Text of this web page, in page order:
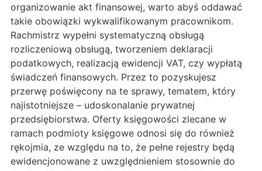
organizowanie akt finansowej, warto abyś oddawać
takie obowiązki wykwalifikowanym pracownikom.
Rachmistrz wypełni systematyczną obsługą
rozliczeniową obsługą, tworzeniem deklaracji
podatkowych, realizacją ewidencji VAT, czy wypłatą
świadczeń finansowych. Przez to pozyskujesz
przerwę poświęcony na te sprawy, tematem, który
najistotniejsze – udoskonalanie prywatnej
przedsiębiorstwa. Oferty księgowości zlecane w
ramach podmioty księgowe odnosi się do również
rękojmia, ze względu na to, że pełne rejestry będą
ewidencjonowane z uwzględnieniem stosownie do